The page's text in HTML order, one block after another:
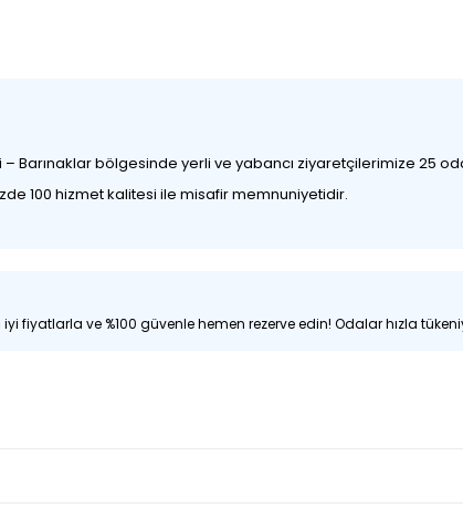
– Barınaklar bölgesinde yerli ve yabancı ziyaretçilerimize 25
100 hizmet kalitesi ile misafir memnuniyetidir.
fiyatlarla ve %100 güvenle hemen rezerve edin! Odalar hızla